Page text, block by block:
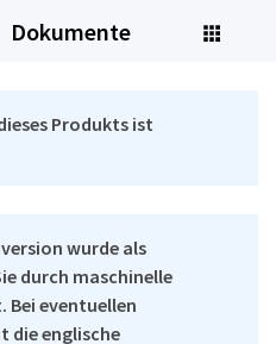
Dokumente
Produkts ist
wurde als
durch maschinelle
Bei eventuellen
die englische